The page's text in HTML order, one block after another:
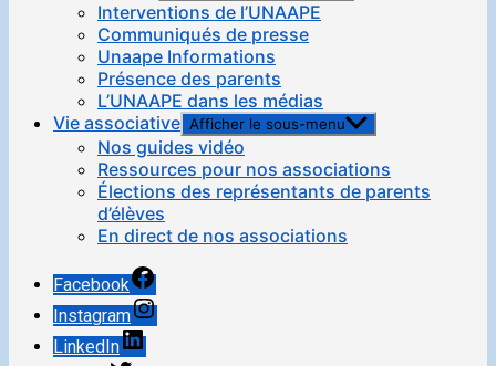
Interventions de l’UNAAPE
Communiqués de presse
Unaape Informations
Présence des parents
L’UNAAPE dans les médias
Vie associative Afficher le sous-menu
Nos guides vidéo
Ressources pour nos associations
Élections des représentants de parents
d’élèves
En direct de nos associations
Facebook
Instagram
LinkedIn